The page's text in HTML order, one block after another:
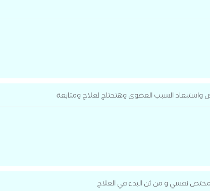
السبب العضوى وهتحتاج لعلاج ومتابعة
نفسي و من ثن البدء في العلاج